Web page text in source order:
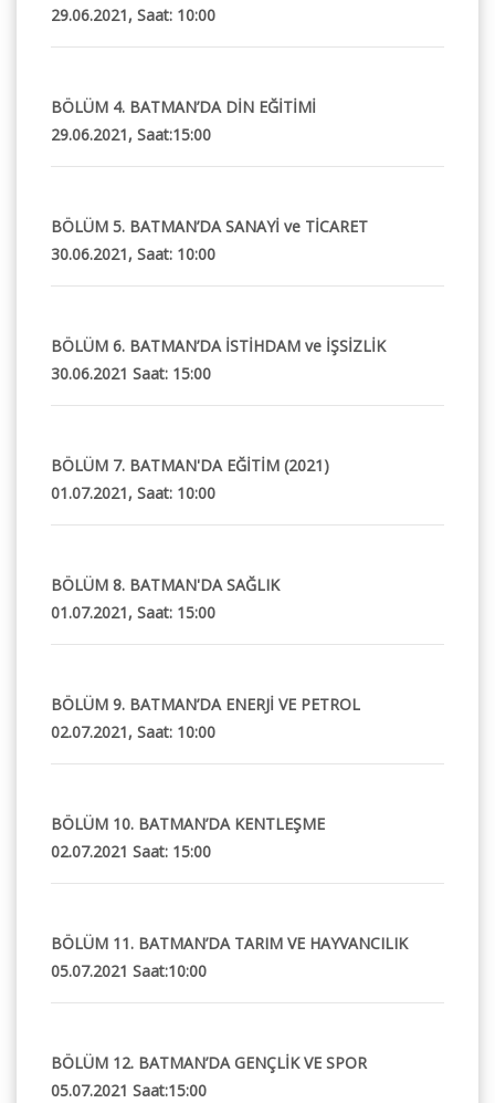
29.06.2021, Saat: 10:00
BÖLÜM 4. BATMAN’DA DİN EĞİTİMİ
29.06.2021, Saat:15:00
BÖLÜM 5. BATMAN’DA SANAYİ ve TİCARET
30.06.2021, Saat: 10:00
BÖLÜM 6. BATMAN’DA İSTİHDAM ve İŞSİZLİK
30.06.2021 Saat: 15:00
BÖLÜM 7. BATMAN'DA EĞİTİM (2021)
01.07.2021, Saat: 10:00
BÖLÜM 8. BATMAN'DA SAĞLIK
01.07.2021, Saat: 15:00
BÖLÜM 9. BATMAN’DA ENERJİ VE PETROL
02.07.2021, Saat: 10:00
BÖLÜM 10. BATMAN’DA KENTLEŞME
02.07.2021 Saat: 15:00
BÖLÜM 11. BATMAN’DA TARIM VE HAYVANCILIK
05.07.2021 Saat:10:00
BÖLÜM 12. BATMAN’DA GENÇLİK VE SPOR
05.07.2021 Saat:15:00